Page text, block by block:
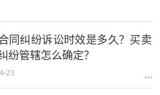
同纠纷诉讼时效是多久？买卖
纷管辖怎么确定？
23